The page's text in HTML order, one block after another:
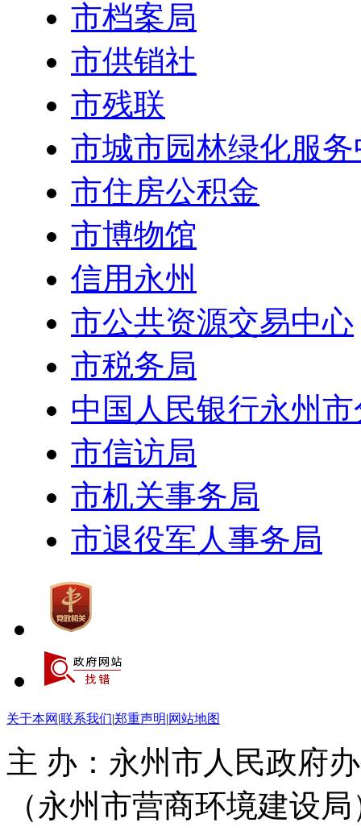
市档案局
市供销社
市残联
市城市园林绿化服
市住房公积金
市博物馆
信用永州
市公共资源交易中心
市税务局
中国人民银行永州
市信访局
市机关事务局
市退役军人事务局
关于本网 |联系我们|郑重声明|网站地图
主 办：永州市人民政府
（永州市营商环境建设局